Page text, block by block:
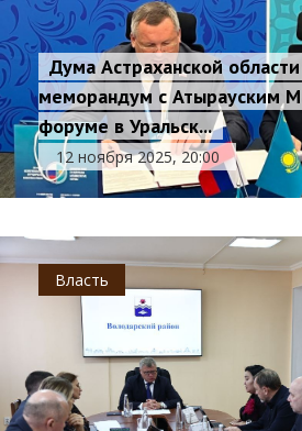
Дума Астраханской
меморандум с Атырауским
форуме в Уральск...
12 ноября 2025, 20:00
Власть